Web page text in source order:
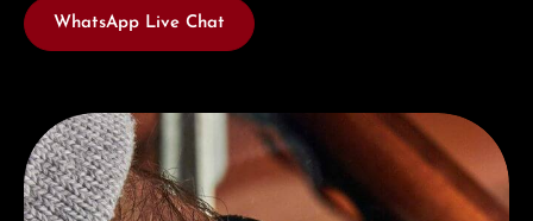
WhatsApp Live Chat
Entdecken Sie Junghans